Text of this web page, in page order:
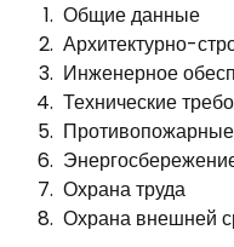
Общие данные
Архитектурно-
Инженерное
Технические
Охрана труда
Охрана внешней